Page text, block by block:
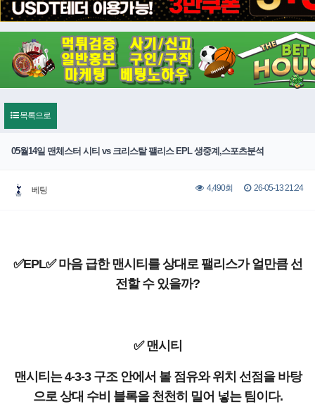
목록으로
05월14일 맨체스터 시티 vs 크리스탈 팰리스 EPL 생중계,스포츠분석
베팅 4,490회 26-05-13 21:24
✅EPL✅ 마음 급한 맨시티를 상대로 팰리스가 얼만큼 선
전할 수 있을까?
✅ 맨시티
맨시티는 4-3-3 구조 안에서 볼 점유와 위치 선점을 바탕
으로 상대 수비 블록을 천천히 밀어 넣는 팀이다.